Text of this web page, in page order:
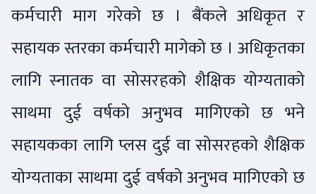
कर्मचारी माग गरेको छ । बैंकले अधिकृत र
सहायक स्तरका कर्मचारी मागेको छ । अधिकृतका
लागि स्नातक वा सोसरहको शैक्षिक योग्यताको
साथमा दुई वर्षको अनुभव मागिएको छ भने
सहायकका लागि प्लस दुई वा सोसरहको शैक्षिक
योग्यताका साथमा दुई वर्षको अनुभव मागिएको छ